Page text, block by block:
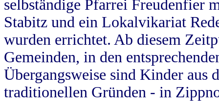
selbständige Pfarrei Freudenfier
Stabitz und ein Lokalvikariat
wurden errichtet. Ab diesem
Gemeinden, in den
Übergangsweise sind Kinder aus
traditionellen Gründen - in